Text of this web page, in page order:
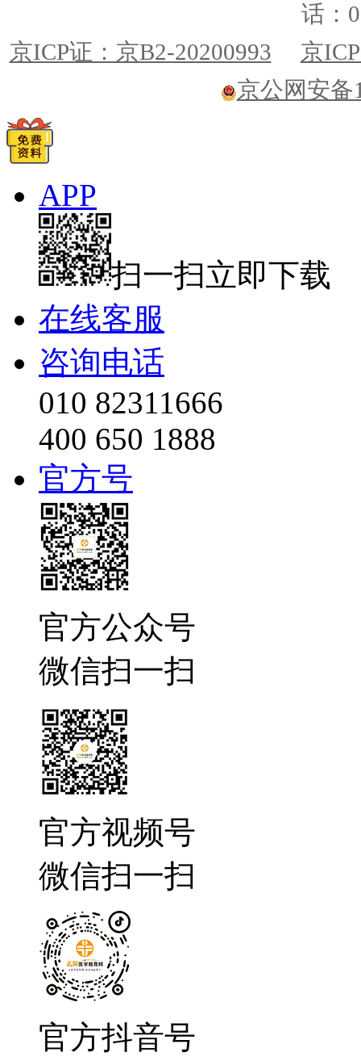
话：
京ICP证：京B2-20200993
京
京公网安备
APP
扫一扫立即下载
在线客服
咨询电话
010 82311666
400 650 1888
官方号
官方公众号
微信扫一扫
官方视频号
微信扫一扫
官方抖音号